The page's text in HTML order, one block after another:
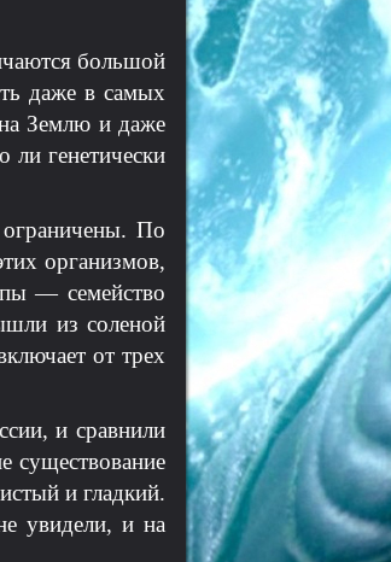
большой
даже в самых
Землю и даже
ли генетически
По
организмов,
— семейство
из соленой
от трех
и сравнили
существование
и гладкий.
увидели, и на